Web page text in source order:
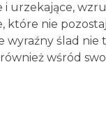
i urzekające,
które nie
wyraźny ślad nie
wśród